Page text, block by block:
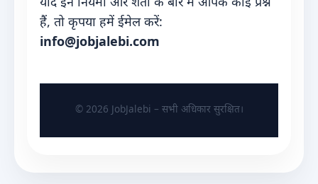
हैं, तो कृपया हमें ईमेल करें:
info@jobjalebi.com
© 2026 JobJalebi – सभी अधिकार सुरक्षित।